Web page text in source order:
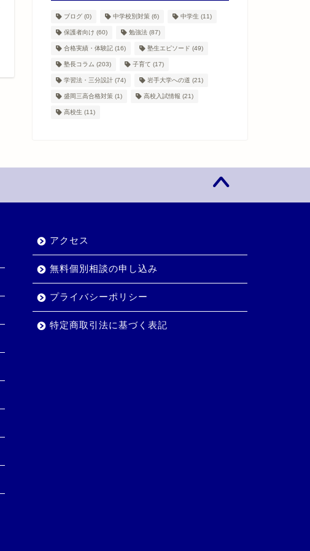
ブログ(0) 中学校別対策 (6) 中学生 (11)
保護者向け (60) 勉強法(87)
合格実績・体験記(16) 塾生エピソード (49)
塾長コラム (203) 子育て (17)
学習法・三分設計(74) 岩手大学への道 (21)
盛岡三高合格対策 (1) 高校入試情報 (21)
高校生 (11)
アクセス
無料個別相談の申し込み
プライバシーポリシー
特定商取引法に基づく表記